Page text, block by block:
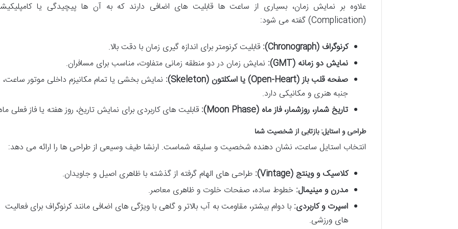
علاوه بر نمایش زمان، بسیاری از ساعت ها قابلیت های اضافی دارند که به آن ها پیچیدگی یا
(Complication) گفته می شود:
کرنوگراف (Chronograph):
قابلیت کرنومتر برای اندازه گیری زمان با دقت بالا.
نمایش دو زمانه (GMT):
نمایش زمان در دو منطقه زمانی متفاوت، مناسب برای مسافران.
صفحه قلب باز (Open-Heart) یا اسکلتون (Skeleton):
نمایش بخشی یا تمام مکانیزم داخلی موتور ساعت،
جنبه هنری و مکانیکی دارد.
تاریخ شمار، روزشمار، فاز ماه (Moon Phase):
قابلیت های کاربردی برای نمایش تاریخ، روز هفته یا فاز فعلی
طراحی و استایل: بازتابی از شخصیت شما
انتخاب استایل ساعت، نشان دهنده شخصیت و سلیقه شماست. ارنشا طیف وسیعی از طراحی ها را ارائه می دهد:
کلاسیک و وینتج (Vintage):
طراحی های الهام گرفته از گذشته با ظاهری اصیل و جاویدان.
مدرن و مینیمال: خطوط ساده، صفحات خلوت و ظاهری معاصر.
اسپرت و کاربردی: با دوام بیشتر، مقاومت به آب بالاتر و گاهی با ویژگی های اضافی مانند کرنوگراف برای فعالیت
های ورزشی.